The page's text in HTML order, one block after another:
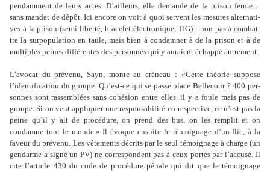
pen­dam­ment de leurs actes. D’ailleurs, elle demande de la prison ferme…
sans mandat de dépôt. Ici encore on voit à quoi ser­vent les mesu­res alter­na­ti­
ves à la prison (semi-liberté, bra­ce­let électronique, TIG) : non pas à com­bat­
tre la sur­po­pu­la­tion en taule, mais bien à condam­ner à de la prison et à de
mul­ti­ples peines dif­fé­ren­tes des per­son­nes qui y auraient échappé autre­ment.
L’avocat du pré­venu, Sayn, monte au cré­neau : «Cette théo­rie sup­pose
l’iden­ti­fi­ca­tion du groupe. Qu’est-ce qui se passe place Bellecour ? 400 per­
son­nes sont ras­sem­blées sans cohé­sion entre elles, il y a foule mais pas de
groupe. Si on veut appli­quer une res­pon­sa­bi­lité co-res­pec­tive, ce n’est pas la
peine qu’il y ait de pro­cé­dure, on prend des bus, on les rem­plit et on
condamne tout le monde.» Il évoque ensuite le témoi­gnage d’un flic, à la
faveur du pré­venu. Les vête­ments décrits par le seul témoi­gnage à charge (un
gen­darme a signé un PV) ne cor­res­pon­dent pas à ceux portés par l’accusé. Il
cite l’arti­cle 430 du code de pro­cé­dure pénale qui dit que le témoi­gnage